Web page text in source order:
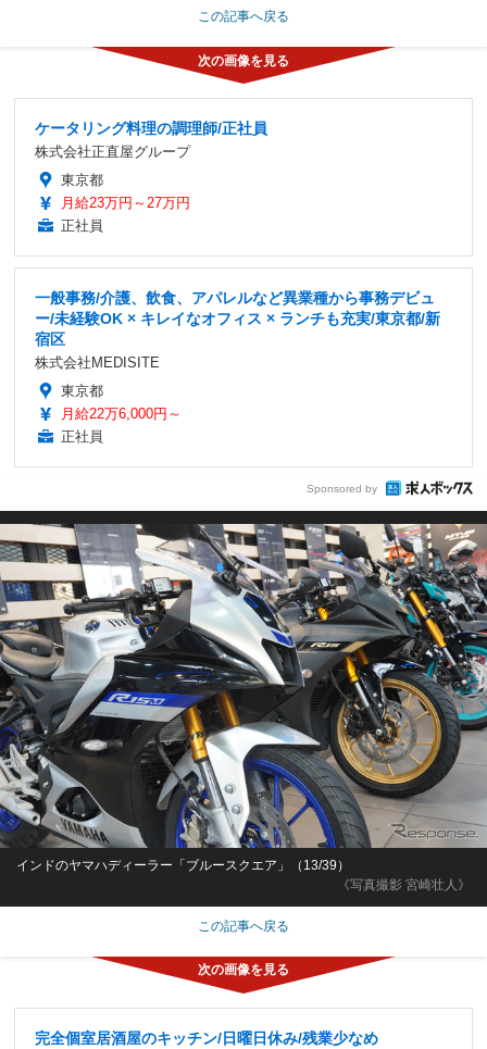
この記事へ戻る
ケータリング料理の調理師/正社員
株式会社正直屋グループ
東京都
月給23万円～27万円
正社員
一般事務/介護、飲食、アパレルなど異業種から事務デビュ
ー/未経験OK × キレイなオフィス × ランチも充実/東京都/新
宿区
株式会社MEDISITE
東京都
月給22万6,000円～
正社員
Sponsored by
《写真撮影 宮崎壮人》
インドのヤマハディーラー「ブルースクエア」（13/39）
この記事へ戻る
完全個室居酒屋のキッチン/日曜日休み/残業少なめ